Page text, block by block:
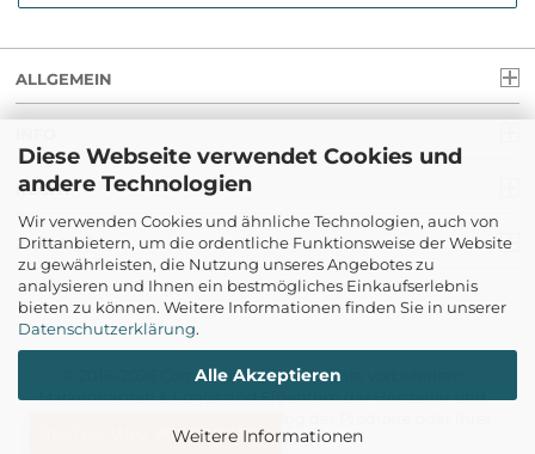
Diese Webseite verwendet Cookies und
andere Technologien
Wir verwenden Cookies und ähnliche Technologien, auch von
Drittanbietern, um die ordentliche Funktionsweise der Website
zu gewährleisten, die Nutzung unseres Angebotes zu
analysieren und Ihnen ein bestmögliches Einkaufserlebnis
bieten zu können. Weitere Informationen finden Sie in unserer
Datenschutzerklärung.
Alle Akzeptieren
Weitere Informationen
ALLGEMEIN
RECHT
ZAHLUNG
BESTELLUNG WIDERRUFEN
© 2016-2026 Com-Tra.de | Alle Rechte vorbehalten
Markennamen & Logos sind Eigentum der Hersteller und
Kompatibilität